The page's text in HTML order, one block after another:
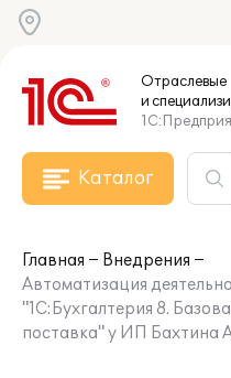
Отраслевые
и
Каталог
Главная
Внедрения
Автоматизация
"1С:Бухгалтерия 8.
поставка" у ИП Бахтина